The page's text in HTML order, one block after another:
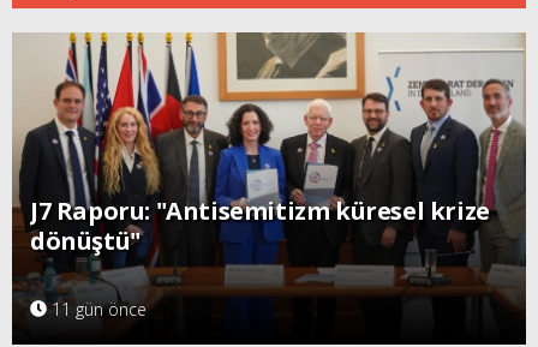
J7 Raporu: "Antisemitizm küresel krize
dönüştü"
11 gün önce